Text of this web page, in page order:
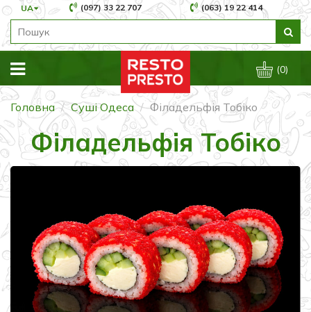
UA (097) 33 22 707 (063) 19 22 414
(0)
Головна Суші Одеса Філадельфія Тобіко
Філадельфія Тобіко